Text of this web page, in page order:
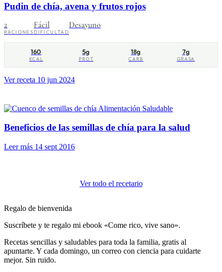
Pudin de chía, avena y frutos rojos
2
RACIONES
Fácil
DIFICULTAD
Desayuno
160
KCAL
5g
PROT
18g
CARB
7g
GRASA
Ver receta 10 jun 2024
Alimentación Saludable
Beneficios de las semillas de chía para la salud
Leer más 14 sept 2016
Ver todo el recetario
Regalo de bienvenida
Suscríbete y te regalo mi ebook «Come rico, vive sano».
Recetas sencillas y saludables para toda la familia, gratis al
apuntarte. Y cada domingo, un correo con ciencia para cuidarte
mejor. Sin ruido.